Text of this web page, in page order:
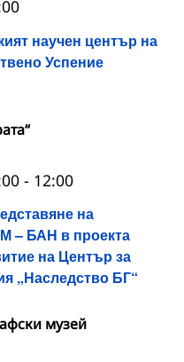
научен център на
Успение
на
– БАН в проекта
на Център за
„Наследство БГ“
- 12:00
музей